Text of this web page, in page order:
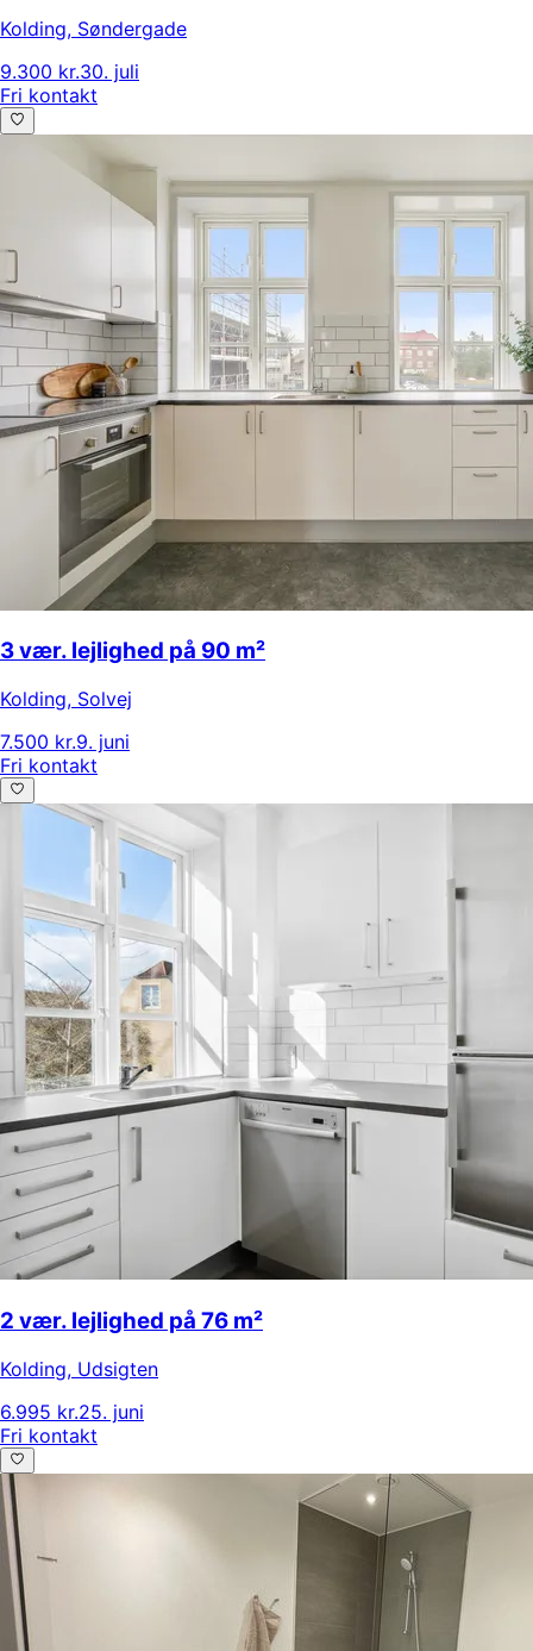
Kolding, Søndergade
9.300 kr.30. juli
Fri kontakt
3 vær. lejlighed på 90 m²
Kolding, Solvej
7.500 kr.9. juni
Fri kontakt
2 vær. lejlighed på 76 m²
Kolding, Udsigten
6.995 kr.25. juni
Fri kontakt